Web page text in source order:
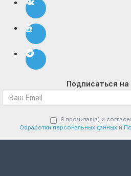
Подписаться на
Я прочитал(а) и
Обработки персональных данныхи